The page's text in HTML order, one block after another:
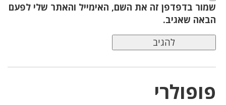
שמור בדפדפן זה את השם, האימייל והאתר שלי לפעם
הבאה שאגיב.
פופולרי